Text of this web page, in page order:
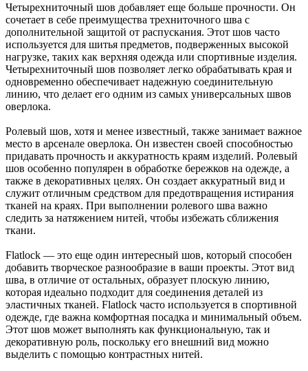
Четырехниточный шов добавляет еще больше прочности. Он
сочетает в себе преимущества трехниточного шва с
дополнительной защитой от распускания. Этот шов часто
используется для шитья предметов, подверженных высокой
нагрузке, таких как верхняя одежда или спортивные изделия.
Четырехниточный шов позволяет легко обрабатывать края и
одновременно обеспечивает надежную соединительную
линию, что делает его одним из самых универсальных швов
оверлока.
Ролевый шов, хотя и менее известный, также занимает важное
место в арсенале оверлока. Он известен своей способностью
придавать прочность и аккуратность краям изделий. Ролевый
шов особенно популярен в обработке бережков на одежде, а
также в декоративных целях. Он создает аккуратный вид и
служит отличным средством для предотвращения истирания
тканей на краях. При выполнении ролевого шва важно
следить за натяжением нитей, чтобы избежать сближения
ткани.
Flatlock — это еще один интересный шов, который способен
добавить творческое разнообразие в ваши проекты. Этот вид
шва, в отличие от остальных, образует плоскую линию,
которая идеально подходит для соединения деталей из
эластичных тканей. Flatlock часто используется в спортивной
одежде, где важна комфортная посадка и минимальный объем.
Этот шов может выполнять как функциональную, так и
декоративную роль, поскольку его внешний вид можно
выделить с помощью контрастных нитей.